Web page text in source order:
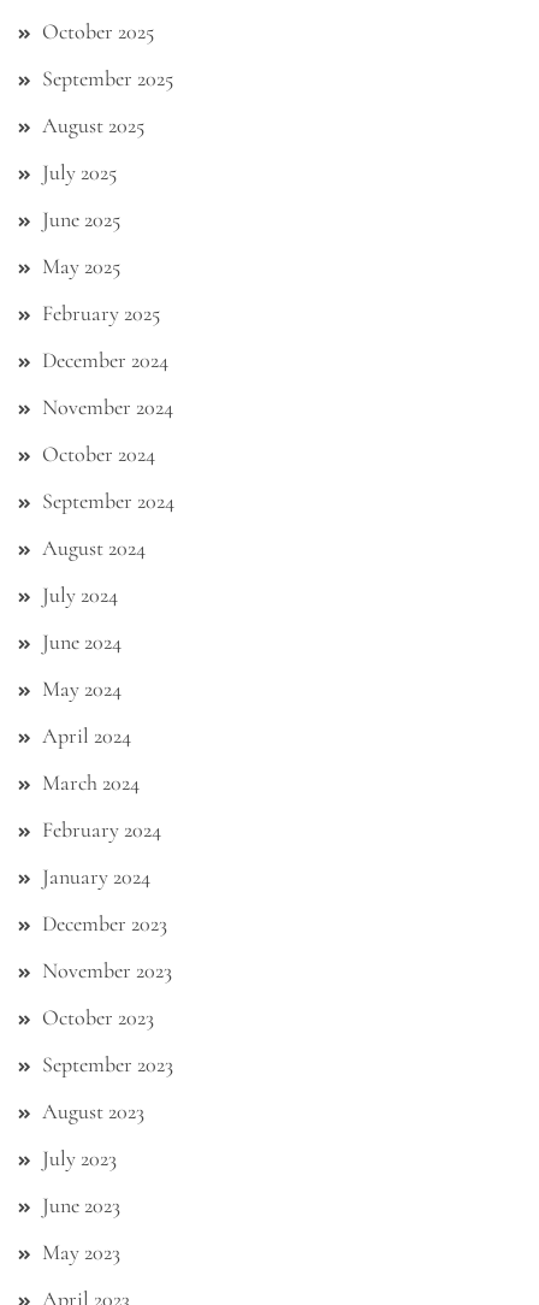
October 2025
September 2025
August 2025
July 2025
June 2025
May 2025
February 2025
December 2024
November 2024
October 2024
September 2024
August 2024
July 2024
June 2024
May 2024
April 2024
March 2024
February 2024
January 2024
December 2023
November 2023
October 2023
September 2023
August 2023
July 2023
June 2023
May 2023
April 2023